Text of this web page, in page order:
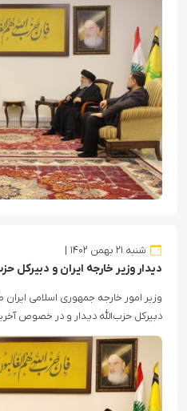
شنبه ۲۱ بهمن ۱۴۰۲
دیدار وزیر خارجه ایران و دبیرکل
وزیر امور خارجه جمهوری اسلامی
دبیرکل حزب‌الله دیدار و در خصوص